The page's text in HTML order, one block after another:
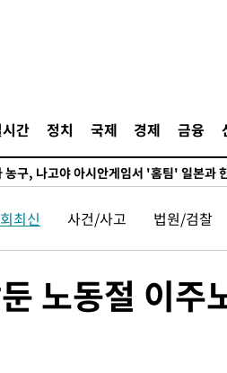
간 정치 국제 경제 금융
농구, 나고야 아시안게임서 '홈팀' 일본과
폭염 한풀 꺾이지만…'낮 최고 35도' 무더위
회 "압수수색·성접대 논란 사과…쇄신
37도' 폭염 지속…강원동해안 최대 150
최신 사건/사고 법원/검찰
노동절 이